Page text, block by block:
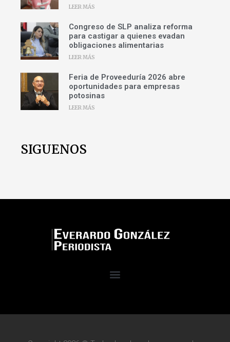
LEER MÁS
Congreso de SLP analiza reforma
para castigar a quienes evadan
obligaciones alimentarias
LEER MÁS
Feria de Proveeduría 2026 abre
oportunidades para empresas
potosinas
LEER MÁS
SIGUENOS